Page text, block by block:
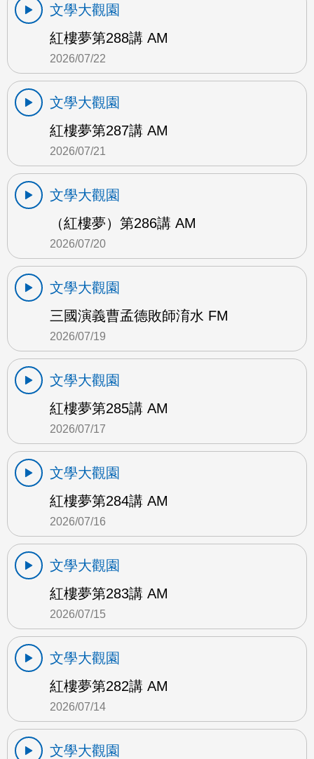
文學大觀園
紅樓夢第288講 AM
2026/07/22
文學大觀園
紅樓夢第287講 AM
2026/07/21
文學大觀園
（紅樓夢）第286講 AM
2026/07/20
文學大觀園
三國演義曹孟德敗師淯水 FM
2026/07/19
文學大觀園
紅樓夢第285講 AM
2026/07/17
文學大觀園
紅樓夢第284講 AM
2026/07/16
文學大觀園
紅樓夢第283講 AM
2026/07/15
文學大觀園
紅樓夢第282講 AM
2026/07/14
文學大觀園